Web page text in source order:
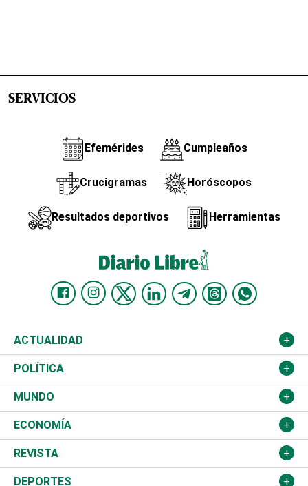
SERVICIOS
Efemérides Cumpleaños
Crucigramas Horóscopos
Resultados deportivos Herramientas
ACTUALIDAD
Nacional
Ciudad
Educación
Salud
Justicia
POLÍTICA
Partidos
JCE
TSE
Congreso Nacional
MUNDO
Estados Unidos
América Latina
Haití
ECONOMÍA
Finanzas
Turismo
REVISTA
Música
DEPORTES